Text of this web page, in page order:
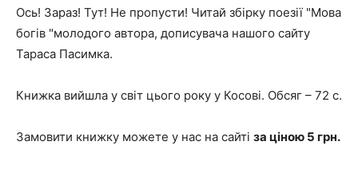
Ось! Зараз! Тут! Не пропусти! Читай збірку поезії "Мова
богів "молодого автора, дописувача нашого сайту
Тараса Пасимка.
Книжка вийшла у світ цього року у Косові. Обсяг – 72 с.
Замовити книжку можете у нас на сайті за ціною 5 грн.